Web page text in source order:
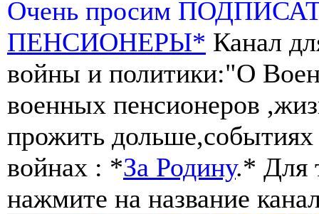
Очень просим
ПЕНСИОНЕРЫ* Канал
войны и политики:"О
военных пенсионеров
прожить
войнах : *За Родину.* Для
нажмите на название